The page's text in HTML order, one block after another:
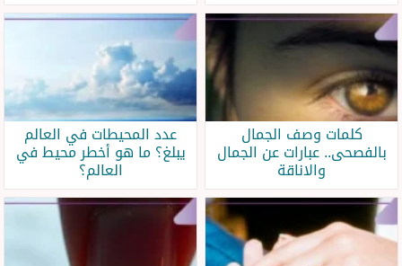
كلمات وصف الجمال
بالفصحى.. عبارات عن الجمال
والاناقة
عدد المحيطات في العالم
يبلغ؟ ما هو أخطر محيط في
العالم؟